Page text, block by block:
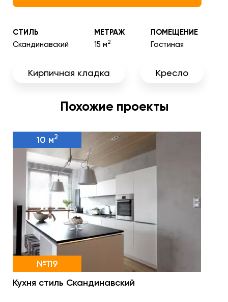
СТИЛЬ
Скандинавский
МЕТРАЖ
15 м2
ПОМЕЩЕНИЕ
Гостиная
Кирпичная кладка Кресло
Похожие проекты
10 м2
№119
Кухня стиль Скандинавский